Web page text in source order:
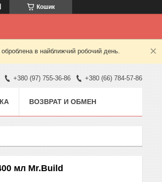
Кошик
в найближчий робочий день.
+380 (97) 755-36-86 +380 (66) 784-57-86
ВОЗВРАТ И ОБМЕН
мл Mr.Build